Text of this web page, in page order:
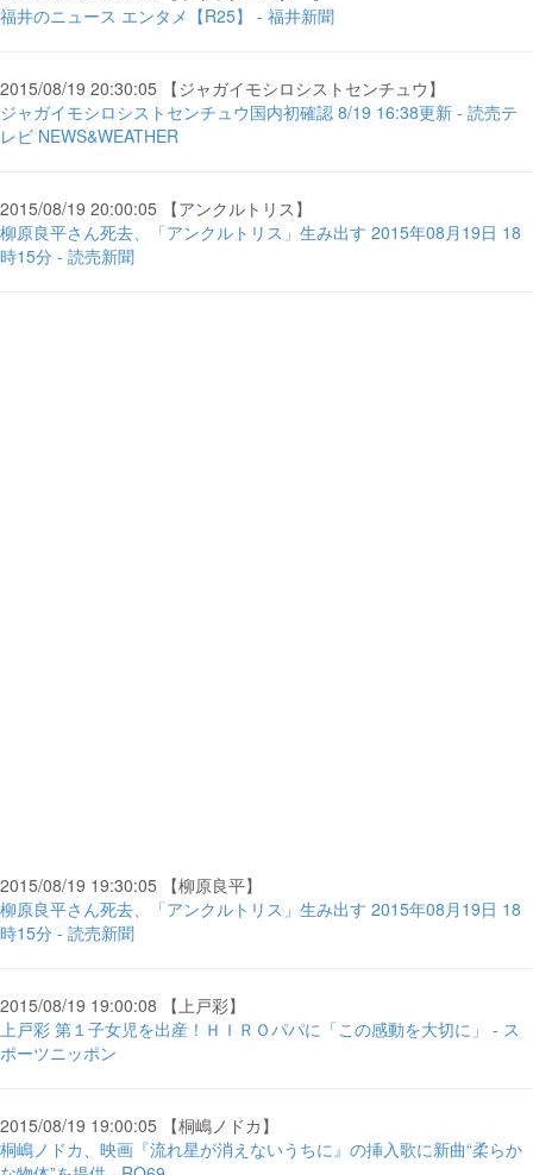
福井のニュース エンタメ【R25】 - 福井新聞
2015/08/19 20:30:05 【ジャガイモシロシストセンチュウ】
ジャガイモシロシストセンチュウ国内初確認 8/19 16:38更新 - 読売テ
レビ NEWS&WEATHER
2015/08/19 20:00:05 【アンクルトリス】
柳原良平さん死去、「アンクルトリス」生み出す 2015年08月19日 18
時15分 - 読売新聞
2015/08/19 19:30:05 【柳原良平】
柳原良平さん死去、「アンクルトリス」生み出す 2015年08月19日 18
時15分 - 読売新聞
2015/08/19 19:00:08 【上戸彩】
上戸彩 第１子女児を出産！ＨＩＲＯパパに「この感動を大切に」 - ス
ポーツニッポン
2015/08/19 19:00:05 【桐嶋ノドカ】
桐嶋ノドカ、映画『流れ星が消えないうちに』の挿入歌に新曲“柔らか